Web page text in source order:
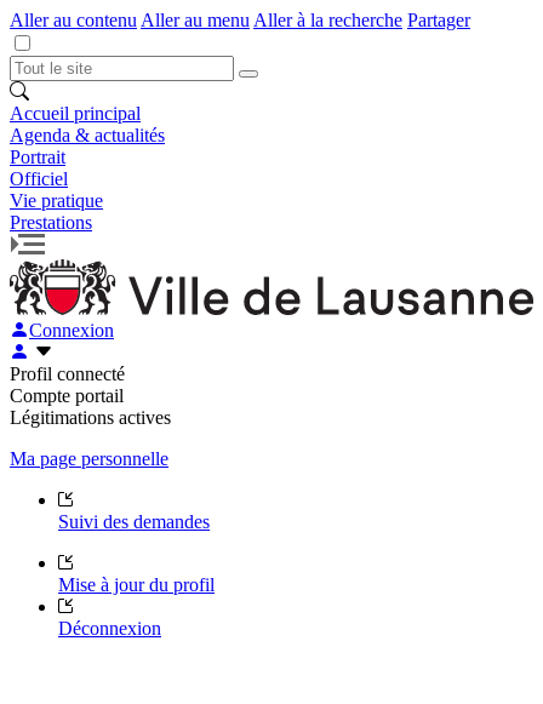
Aller au contenu Aller au menu Aller à la recherche Partager
Accueil principal
Agenda & actualités
Portrait
Officiel
Vie pratique
Prestations
Connexion
Profil connecté
Compte portail
Légitimations actives
Ma page personnelle
Suivi des demandes
Mise à jour du profil
Déconnexion